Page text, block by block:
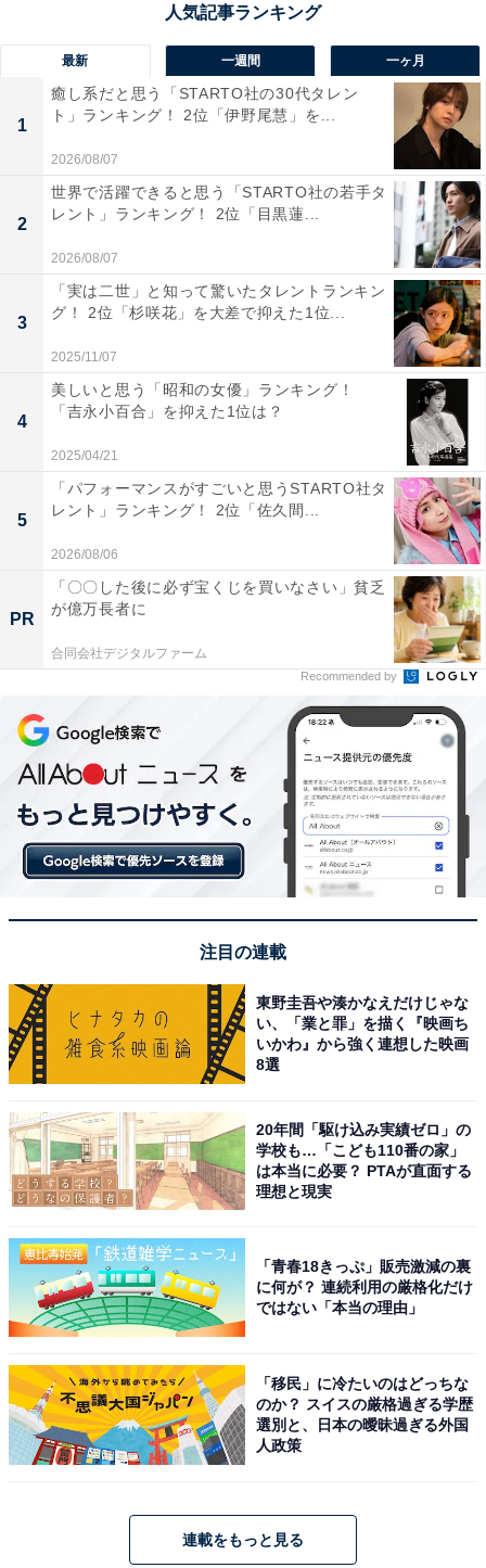
白砂のビーチと青い海が目の前に広がる「キララ多伎」
は、海辺の絶景を満喫できる道の駅です。日本海を望む
ロケーションで、風の音と波のしぶきが心地よく、訪れ
る人の気分を自然とリラックスさせてくれます。夕暮れ
時には、水平線に沈む太陽が海を黄金色に染め、ドラマ
チックな光景が広がります。カフェや特産品コーナーも
そろっていて、海を眺めながらゆったり過ごすには最高
の場所です。
回答者からは「水平線まで見渡せる美しい海を食事をし
ながら存分に楽堪能できます」（40代男性／山形県）、
「海岸・ビーチがすぐそばにあり、青い海と空のコント
ラストがきれい。夕方の景色が特にすばらしい」（40代
女性／愛知県）、「日本海に沈む夕日が目の前に広が
り、まるで映画のワンシーンのようだから」（50代女性
／兵庫県）、「建物のすぐ後ろにはビーチがあり、日本
海に夕陽が沈む様子はとても綺麗。建物も西洋風の佇ま
いで、とても絵になる」（30代女性／滋賀県）といった
声が集まりました。
※回答者からのコメントは原文ママです
坂上 恵
All About ニュースの編集者。オールアバウトに入社後、SNSトレン
ドにフォーカスした記事執筆やSEOライティングの経験を経て、の
ちにAll About ニュースチームのメンバーに加入。現在は旅行・カル
チャー・エンタメなどを中心に企画編集を担当。東京都出身。居酒
屋巡りとスポーツ観戦が生きがい。
...続きを読む
こちらもおすすめ
絶景が楽しめると思う「鳥取県の道の駅」ラン
キング！ 2位「大山恵みの里」、堂々の1位は？
【2025年】
最新 一週間 一ヶ月
1
癒し系だと思う「STARTO社の30代タレン
ト」ランキング！ 2位「伊野尾慧」を...
2026/08/07
2
世界で活躍できると思う「STARTO社の若手タ
レント」ランキング！ 2位「目黒蓮...
2026/08/07
3
「実は二世」と知って驚いたタレントランキン
グ！ 2位「杉咲花」を大差で抑えた1位...
2025/11/07
4
美しいと思う「昭和の女優」ランキング！
「吉永小百合」を抑えた1位は？
2025/04/21
5
「パフォーマンスがすごいと思うSTARTO社タ
レント」ランキング！ 2位「佐久間...
2026/08/06
PR
「〇〇した後に必ず宝くじを買いなさい」貧乏
が億万長者に
合同会社デジタルファーム
Recommended by
注目の連載
東野圭吾や湊かなえだけじゃな
い、「業と罪」を描く『映画ち
いかわ』から強く連想した映画
8選
20年間「駆け込み実績ゼロ」の
学校も…「こども110番の家」
は本当に必要？ PTAが直面する
理想と現実
「青春18きっぷ」販売激減の裏
に何が？ 連続利用の厳格化だけ
ではない「本当の理由」
「移民」に冷たいのはどっちな
のか？ スイスの厳格過ぎる学歴
選別と、日本の曖昧過ぎる外国
人政策
連載をもっと見る